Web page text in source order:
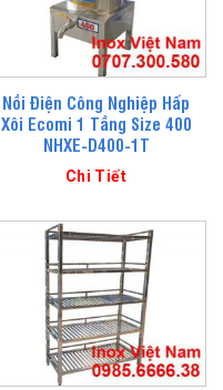
Nồi Điện Công Nghiệp Hấp
Xôi Ecomi 1 Tầng Size 400
NHXE-D400-1T
Chi Tiết